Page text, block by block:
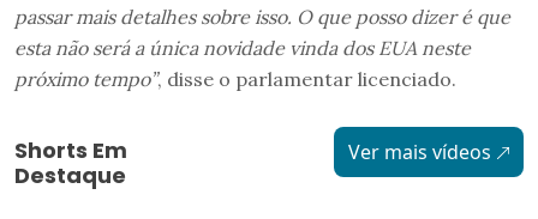
passar mais detalhes sobre isso. O que posso dizer é que
esta não será a única novidade vinda dos EUA neste
próximo tempo”, disse o parlamentar licenciado.
Shorts Em
Destaque
Ver mais vídeos